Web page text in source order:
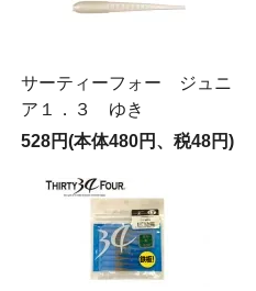
サーティーフォー ジュニ
ア１．３ ゆき
528円(本体480円、税48円)